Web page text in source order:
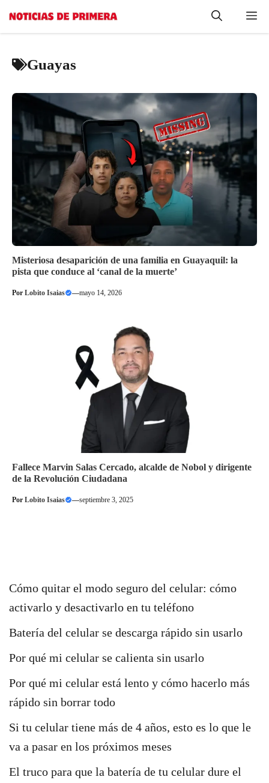
Saltar
Guayas
Misteriosa desaparición de una familia en Guayaquil: la
pista que conduce al ‘canal de la muerte’
Por Lobito Isaias —mayo 14, 2026
Fallece Marvin Salas Cercado, alcalde de Nobol y dirigente
de la Revolución Ciudadana
Por Lobito Isaias —septiembre 3, 2025
Cómo quitar el modo seguro del celular: cómo
activarlo y desactivarlo en tu teléfono
Batería del celular se descarga rápido sin usarlo
Por qué mi celular se calienta sin usarlo
Por qué mi celular está lento y cómo hacerlo más
rápido sin borrar todo
Si tu celular tiene más de 4 años, esto es lo que le
va a pasar en los próximos meses
El truco para que la batería de tu celular dure el